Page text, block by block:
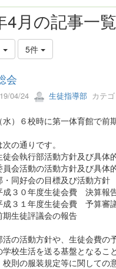
4月の記事一覧
5件
会
04/24 生徒指導部 カテ
水）６校時に第一体育館で前
の通りです。
行部活動方針及び具体
動の活動方針及び具体
会の目標及び活動方針
年度生徒会費 決算報
年度生徒会費 予算審
評議会の報告
の活動方針や、生徒会費の
校生活を送る基盤となるこ
則の服装規定等に関しての